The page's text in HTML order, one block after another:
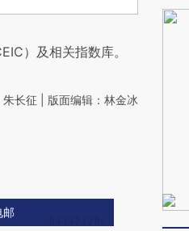
）及相关指数库。
朱长征 | 版面编辑：林金冰
邮